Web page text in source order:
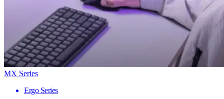
MX Series
Ergo Series